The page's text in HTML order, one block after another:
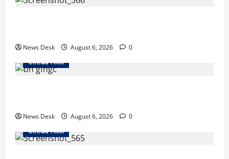
News Desk August 6, 2026
0
उत्तराखंड स्पेशल
News Desk August 6, 2026
0
उत्तराखंड स्पेशल